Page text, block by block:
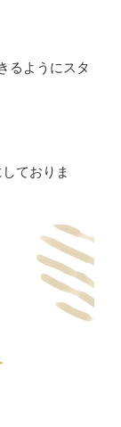
るようにスタ
ておりま